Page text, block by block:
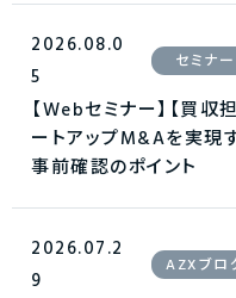
2026.08.0
5
セミナー
【Webセミナー】【買収
ートアップM&Aを実現
事前確認のポイント
2026.07.2
9
AZXブロ